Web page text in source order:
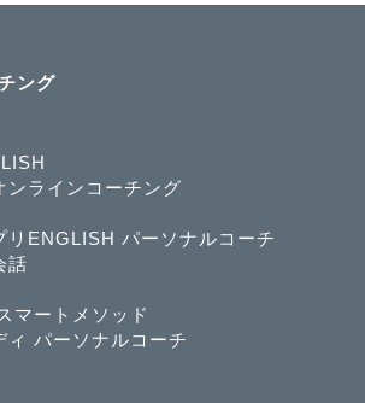
ング
ンラインコーチング
リENGLISH パーソナルコーチ
話
マートメソッド
ィ パーソナルコーチ